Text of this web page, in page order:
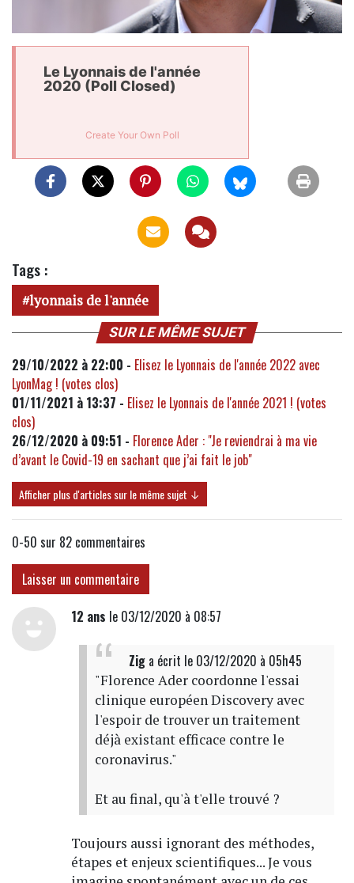
Le Lyonnais de l'année
2020 (Poll Closed)
Create Your Own Poll
Tags :
lyonnais de l'année
SUR LE MÊME SUJET
29/10/2022 à 22:00 - Elisez le Lyonnais de l'année 2022 avec
LyonMag ! (votes clos)
01/11/2021 à 13:37 - Elisez le Lyonnais de l'année 2021 ! (votes
clos)
26/12/2020 à 09:51 - Florence Ader : "Je reviendrai à ma vie
d’avant le Covid-19 en sachant que j’ai fait le job"
Afficher plus d'articles sur le même sujet ↓
0-50 sur 82 commentaires
Laisser un commentaire
12 ans le 03/12/2020 à 08:57
Ziga écrit le 03/12/2020 à 05h45
"Florence Ader coordonne l'essai
clinique européen Discovery avec
l'espoir de trouver un traitement
déjà existant efficace contre le
coronavirus."
Et au final, qu'à t'elle trouvé ?
Toujours aussi ignorant des méthodes,
étapes et enjeux scientifiques... Je vous